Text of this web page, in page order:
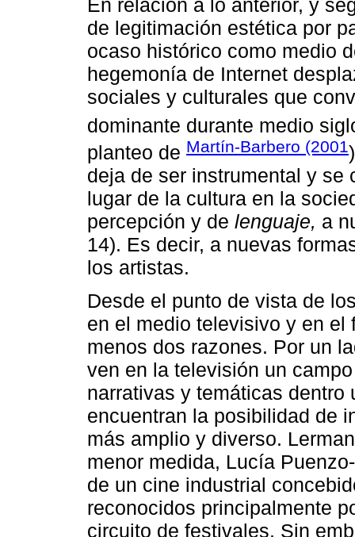
En relación a lo anterior, y
de legitimación estética por
ocaso histórico como medio
hegemonía de Internet
sociales y culturales que
dominante durante medio
planteo de Martín-Barbero (2001
deja de ser instrumental y se
lugar de la cultura en la
percepción y de lenguaje, a
14). Es decir, a nuevas
los artistas.
Desde el punto de vista de
en el medio televisivo y en
menos dos razones. Por un
ven en la televisión un
narrativas y temáticas dentro
encuentran la posibilidad de
más amplio y diverso.
menor medida, Lucía
de un cine industrial
reconocidos principalmente
circuito de festivales. Sin